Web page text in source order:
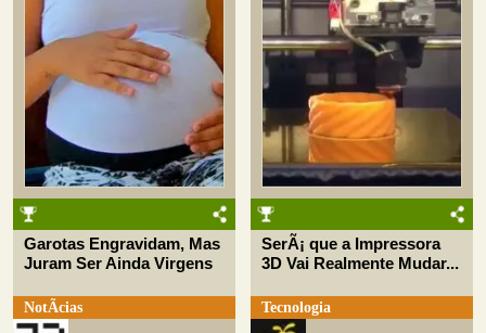
Garotas Engravidam, Mas
Juram Ser Ainda Virgens
NotÃ­cias
SerÃ¡ que a Impressora
3D Vai Realmente Mudar...
Tecnologia